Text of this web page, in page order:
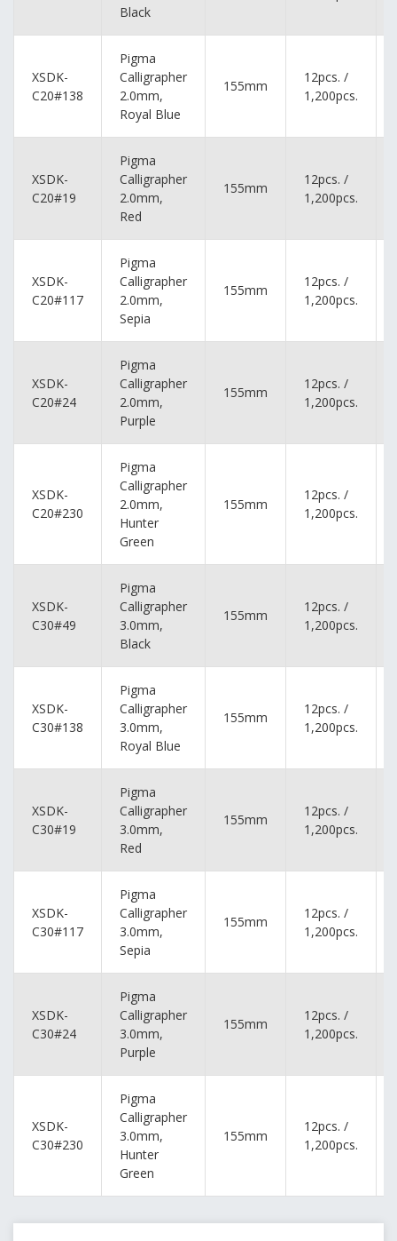
Black
XSDK-
C20#138
Pigma
Calligrapher
2.0mm,
Royal Blue
155mm
12pcs. /
1,200pcs.
XSDK-
C20#19
Pigma
Calligrapher
2.0mm,
Red
155mm
12pcs. /
1,200pcs.
XSDK-
C20#117
Pigma
Calligrapher
2.0mm,
Sepia
155mm
12pcs. /
1,200pcs.
XSDK-
C20#24
Pigma
Calligrapher
2.0mm,
Purple
155mm
12pcs. /
1,200pcs.
XSDK-
C20#230
Pigma
Calligrapher
2.0mm,
Hunter
Green
155mm
12pcs. /
1,200pcs.
XSDK-
C30#49
Pigma
Calligrapher
3.0mm,
Black
155mm
12pcs. /
1,200pcs.
XSDK-
C30#138
Pigma
Calligrapher
3.0mm,
Royal Blue
155mm
12pcs. /
1,200pcs.
XSDK-
C30#19
Pigma
Calligrapher
3.0mm,
Red
155mm
12pcs. /
1,200pcs.
XSDK-
C30#117
Pigma
Calligrapher
3.0mm,
Sepia
155mm
12pcs. /
1,200pcs.
XSDK-
C30#24
Pigma
Calligrapher
3.0mm,
Purple
155mm
12pcs. /
1,200pcs.
XSDK-
C30#230
Pigma
Calligrapher
3.0mm,
Hunter
Green
155mm
12pcs. /
1,200pcs.